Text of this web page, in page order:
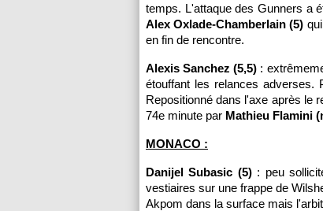
temps. L'attaque des Gunners a
Alex Oxlade-Chamberlain (5)
en fin de rencontre.
Alexis Sanchez (5,5) :
étouffant les relances
Repositionné dans l'axe après le
74e minute par Mathieu Flamini
MONACO :
Danijel Subasic (5): peu
vestiaires sur une frappe de
Akpom dans la surface mais